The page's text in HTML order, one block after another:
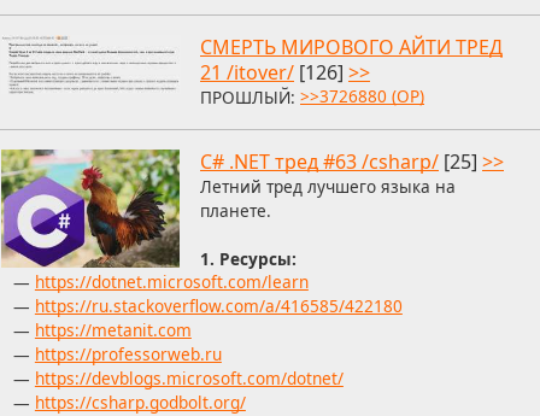
СМЕРТЬ МИРОВОГО АЙТИ ТРЕД
21 /itover/ [126] >>
ПРОШЛЫЙ: >>3726880 (OP)
C# .NET тред #63 /csharp/ [25] >>
Летний тред лучшего языка на
планете.
1. Ресурсы:
— https://dotnet.microsoft.com/learn
— https://ru.stackoverflow.com/a/416585/422180
— https://metanit.com
— https://professorweb.ru
— https://devblogs.microsoft.com/dotnet/
— https://csharp.godbolt.org/